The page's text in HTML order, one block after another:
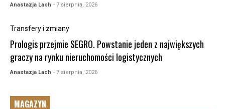
Anastazja Lach - 7 sierpnia, 2026
Transfery i zmiany
Prologis przejmie SEGRO. Powstanie jeden z największych
graczy na rynku nieruchomości logistycznych
Anastazja Lach - 7 sierpnia, 2026
MAGAZYN